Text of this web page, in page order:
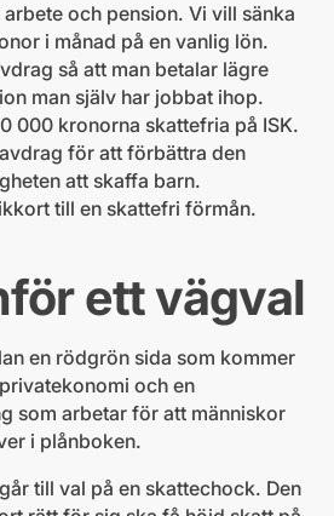
och pension. Vi vill sänka
i månad på en vanlig lön.
så att man betalar lägre
man själv har jobbat ihop.
000 kronorna skattefria på ISK.
för att förbättra den
att skaffa barn.
till en skattefri förmån.
ett vägval
en rödgrön sida som kommer
och en
som arbetar för att människor
i plånboken.
till val på en skattechock. Den